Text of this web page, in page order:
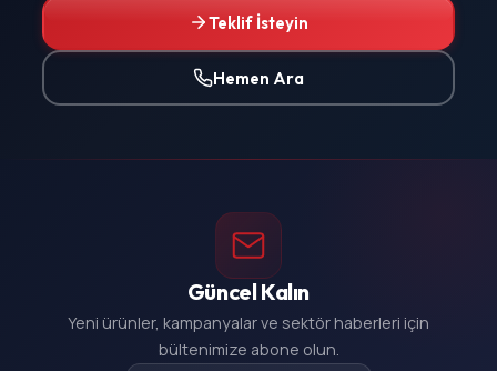
Teklif İsteyin
Hemen Ara
Güncel Kalın
Yeni ürünler, kampanyalar ve sektör haberleri için
bültenimize abone olun.